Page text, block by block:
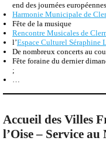
“Les Zicophonies” (festival
Festival des Arts Urbains
démonstration et initiation
Festival “Divers et d’Eté”
années paires le deuxième
Les Médiévales de Clermont
end des journées
Harmonie Municipale de
Fête de la musique
Fête foraine du dernier
;
…